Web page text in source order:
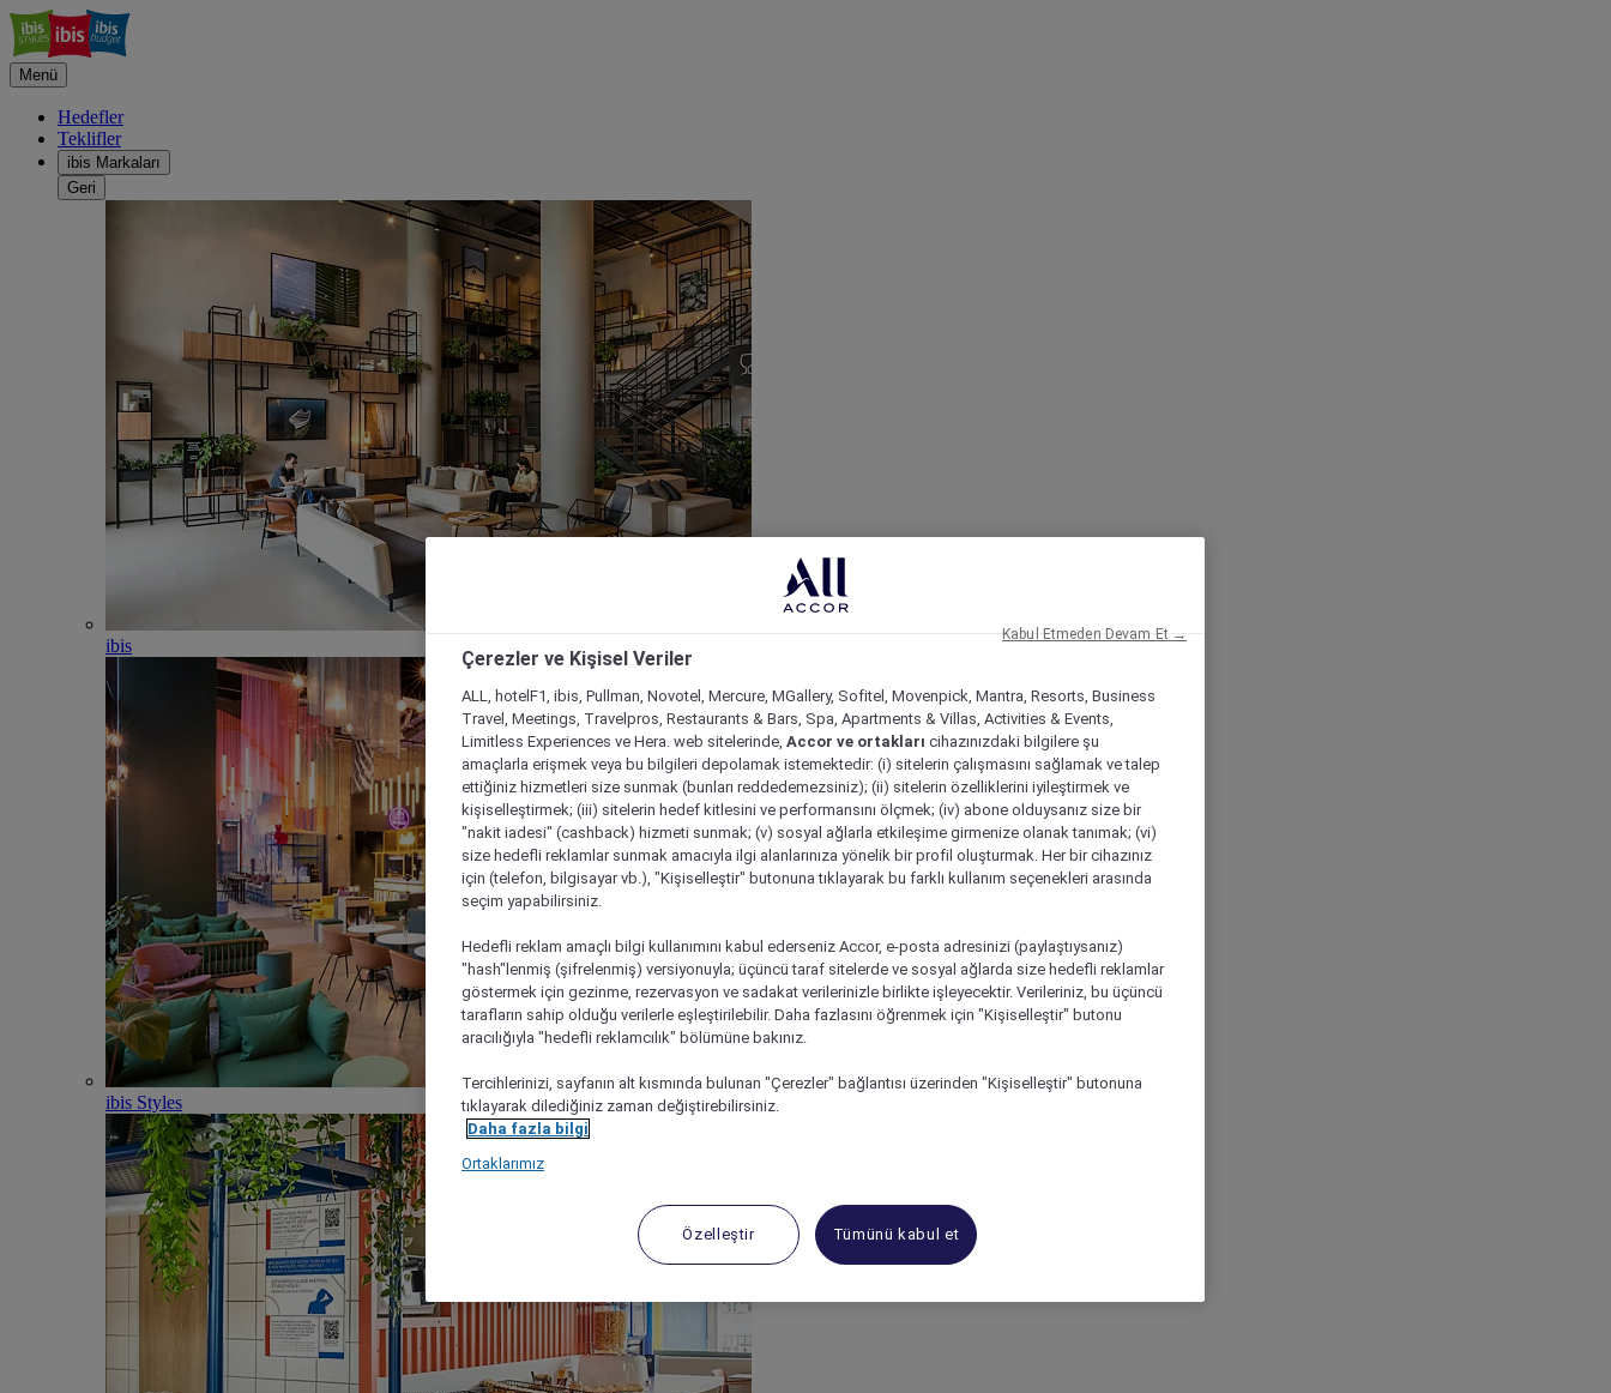
Menü
Hedefler
Teklifler
ibis Markaları
Geri
ibis
ibis Styles
Çerezler ve Kişisel Veriler
ALL, hotelF1, ibis, Pullman, Novotel, Mercure, MGallery, Sofitel, Movenpick, Mantra, Resorts, Business
Travel, Meetings, Travelpros, Restaurants & Bars, Spa, Apartments & Villas, Activities & Events,
Limitless Experiences ve Hera. web sitelerinde, Accor ve ortakları cihazınızdaki bilgilere şu
amaçlarla erişmek veya bu bilgileri depolamak istemektedir: (i) sitelerin çalışmasını sağlamak ve talep
ettiğiniz hizmetleri size sunmak (bunları reddedemezsiniz); (ii) sitelerin özelliklerini iyileştirmek ve
kişiselleştirmek; (iii) sitelerin hedef kitlesini ve performansını ölçmek; (iv) abone olduysanız size bir
"nakit iadesi" (cashback) hizmeti sunmak; (v) sosyal ağlarla etkileşime girmenize olanak tanımak; (vi)
size hedefli reklamlar sunmak amacıyla ilgi alanlarınıza yönelik bir profil oluşturmak. Her bir cihazınız
için (telefon, bilgisayar vb.), "Kişiselleştir" butonuna tıklayarak bu farklı kullanım seçenekleri arasında
seçim yapabilirsiniz.
Hedefli reklam amaçlı bilgi kullanımını kabul ederseniz Accor, e-posta adresinizi (paylaştıysanız)
"hash"lenmiş (şifrelenmiş) versiyonuyla; üçüncü taraf sitelerde ve sosyal ağlarda size hedefli reklamlar
göstermek için gezinme, rezervasyon ve sadakat verilerinizle birlikte işleyecektir. Verileriniz, bu üçüncü
tarafların sahip olduğu verilerle eşleştirilebilir. Daha fazlasını öğrenmek için "Kişiselleştir" butonu
aracılığıyla "hedefli reklamcılık" bölümüne bakınız.
Tercihlerinizi, sayfanın alt kısmında bulunan "Çerezler" bağlantısı üzerinden "Kişiselleştir" butonuna
tıklayarak dilediğiniz zaman değiştirebilirsiniz.
Daha fazla bilgi
Ortaklarımız
Özelleştir Tümünü kabul et
Kabul Etmeden Devam Et →